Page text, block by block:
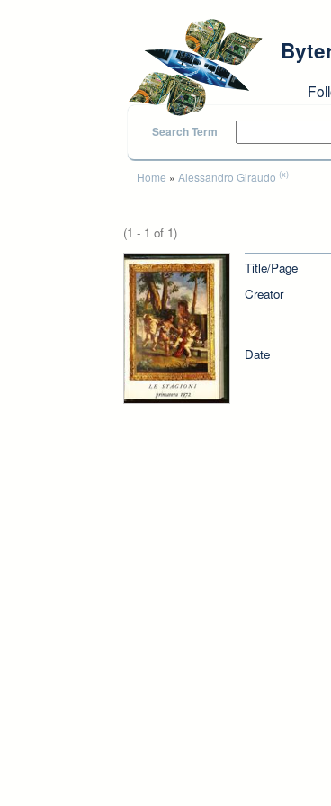
Search Term
You are here
Home » Alessandro Giraudo (x)
(1 - 1 of 1)
Title/Page
Creator
Date